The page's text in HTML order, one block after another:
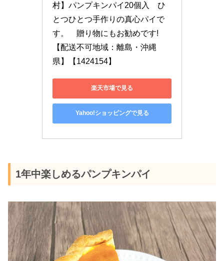
村】パンプキンパイ20個入　ひ
とつひとつ手作りの真心パイで
す。　贈り物にもお勧めです!
【配送不可地域：離島・沖縄
県】【1424154】
楽天市場で見る
Yahoo!ショッピングで見る
1年中楽しめるパンプキンパイ